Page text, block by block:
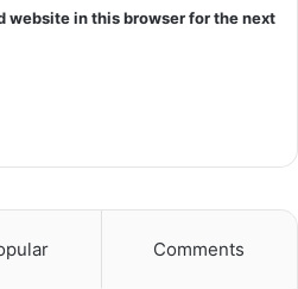
website in this browser for the next
Comments